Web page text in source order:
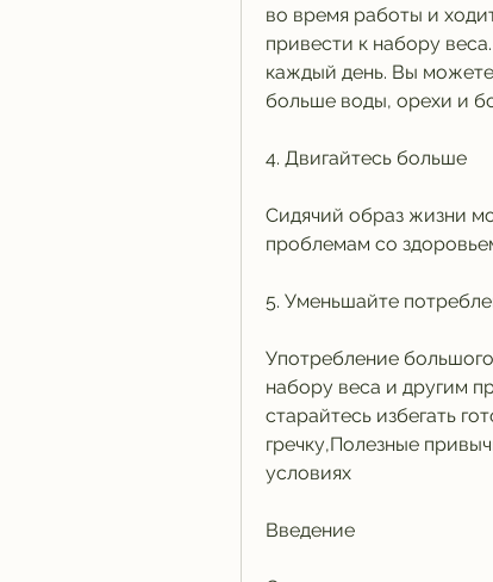
во время работы и
привести к набору
каждый день. Вы
больше воды, орехи и
4. Двигайтесь больше
Сидячий образ жизни
проблемам со
5. Уменьшайте
Употребление
набору веса и другим
старайтесь избегать
гречку,Полезные
условиях
Введение